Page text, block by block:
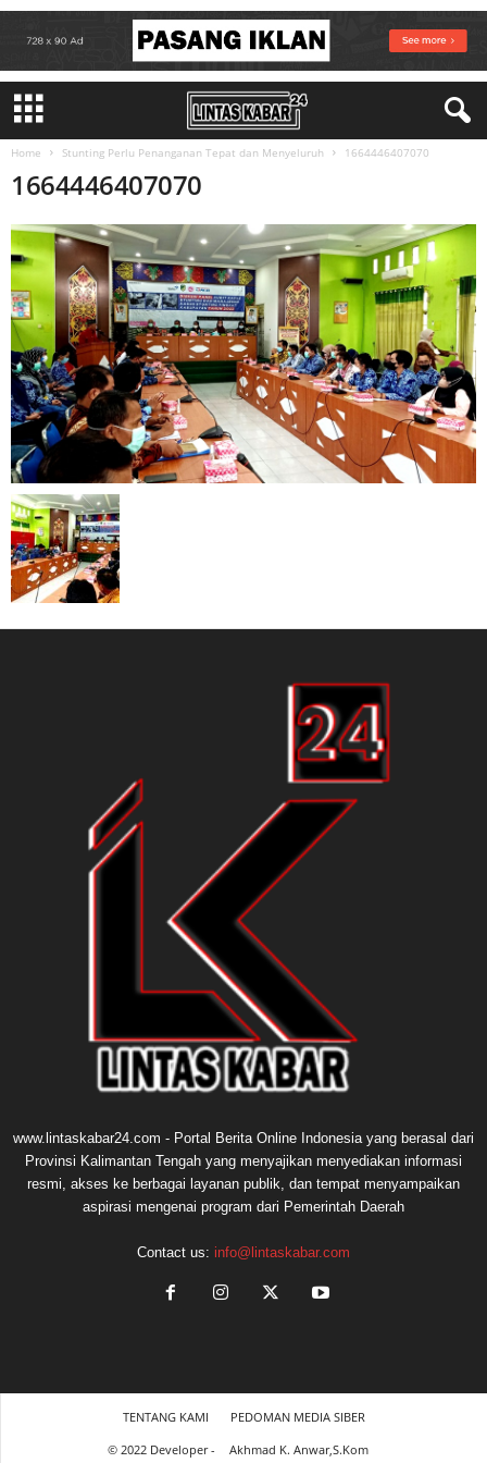
Home Stunting Perlu Penanganan Tepat dan Menyeluruh 1664446407070
1664446407070
www.lintaskabar24.com - Portal Berita Online Indonesia yang berasal dari
Provinsi Kalimantan Tengah yang menyajikan menyediakan informasi
resmi, akses ke berbagai layanan publik, dan tempat menyampaikan
aspirasi mengenai program dari Pemerintah Daerah
Contact us: info@lintaskabar.com
TENTANG KAMI
PEDOMAN MEDIA SIBER
© 2022 Developer -
Akhmad K. Anwar,S.Kom